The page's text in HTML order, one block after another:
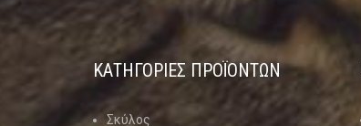
ΚΑΤΗΓΟΡΊΕΣ ΠΡΟΪΌΝΤΩΝ
Σκύλος